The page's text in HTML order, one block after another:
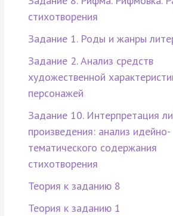
стихотворения
Задание 1. Роды и жанры
Задание 2. Анализ средств
художественной
персонажей
Задание 10. Интерпретация
произведения: анализ идейно-
тематического содержания
стихотворения
Теория к заданию 8
Теория к заданию 1